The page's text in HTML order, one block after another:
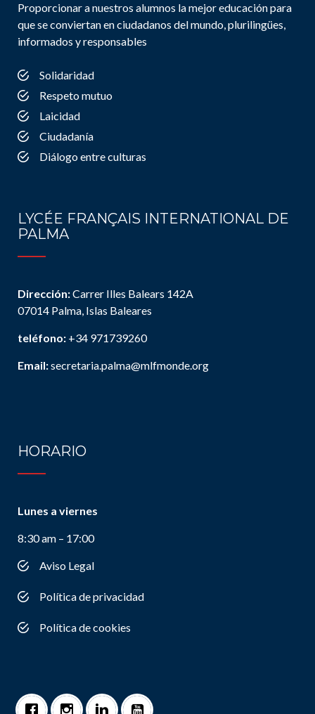
Proporcionar a nuestros alumnos la mejor educación para
que se conviertan en ciudadanos del mundo, plurilingües,
informados y responsables
Solidaridad
Respeto mutuo
Laicidad
Ciudadanía
Diálogo entre culturas
LYCÉE FRANÇAIS INTERNATIONAL DE
PALMA
Dirección:Carrer Illes Balears 142A
07014 Palma, Islas Baleares
teléfono: +34 971739260
Email:secretaria.palma@mlfmonde.org
HORARIO
Lunes a viernes
8:30 am – 17:00
Aviso Legal
Política de privacidad
Política de cookies